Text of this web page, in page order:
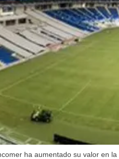
ha aumentado su valor en la